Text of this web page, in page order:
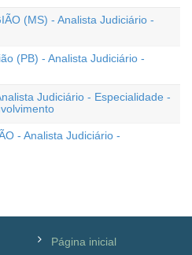
(MS) - Analista Judiciário -
(PB) - Analista Judiciário -
Judiciário - Especialidade -
- Analista Judiciário -
Página inicial